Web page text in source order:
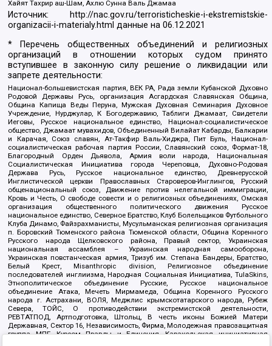
Хайят Тахрир аш-Шам, Ахлю Сунна Валь Джамаа
Источник:
http://nac.gov.ru/terroristicheskie-i-ekstremistskie-
organizacii-i-materialy.html данные на06.12.2021
* Перечень общественных объединений и религиозных
организаций в отношении которых судом принято
вступившее в законную силу решение о ликвидации или
запрете деятельности:
Национал-большевистская партия, ВЕК РА, Рада земли Кубанской Духовно
Родовой Державы Русь, организация Асгардская Славянская Община,
Община Капища Веды Перуна, Мужская Духовная Семинария Духовное
Учреждение, Нурджулар, К Богодержавию, Таблиги Джамаат, Свидетели
Иеговы, Русское национальное единство, Национал-социалистическое
общество, Джамаат мувахидов, Объединенный Вилайат Кабарды, Балкарии
и Карачая, Союз славян, Ат-Такфир Валь-Хиджра, Пит Буль, Национал-
социалистическая рабочая партия России, Славянский союз, Формат-18,
Благородный Орден Дьявола, Армия воли народа, Национальная
Социалистическая Инициатива города Череповца, Духовно-Родовая
Держава Русь, Русское национальное единство, Древнерусской
Инглистической церкви Православных Староверов-Инглингов, Русский
общенациональный союз, Движение против нелегальной иммиграции,
Кровь и Честь, О свободе совести и о религиозных объединениях, Омская
организация общественного политического движения Русское
национальное единство, Северное Братство, Клуб Болельщиков Футбольного
Клуба Динамо, Файзрахманисты, Мусульманская религиозная организация
п. Боровский Тюменского района Тюменской области, Община Коренного
Русского народа Щелковского района, Правый сектор, Украинская
национальная ассамблея – Украинская народная самооборона,
Украинская повстанческая армия, Тризуб им. Степана Бандеры, Братство,
Белый Крест, Misanthropic division, Религиозное объединение
последователей инглиизма, Народная Социальная Инициатива, TulaSkins,
Этнополитическое объединение Русские, Русское национальное
объединение Атака, Мечеть Мирмамеда, Община Коренного Русского
народа г. Астрахани, ВОЛЯ, Меджлис крымскотатарского народа, Рубеж
Севера, ТОЙС, О противодействии экстремистской деятельности,
РЕВТАТПОД, Артподготовка, Штольц, В честь иконы Божией Матери
Державная, Сектор 16, Независимость, Фирма, Молодежная правозащитная
группа МПГ, Курсом Правды и Единения, Каракольская инициативная